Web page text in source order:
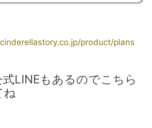
product/plans
LINEもあるのでこちら
ね